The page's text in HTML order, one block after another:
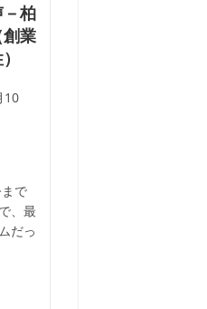
柏
業
10
で
、最
だっ